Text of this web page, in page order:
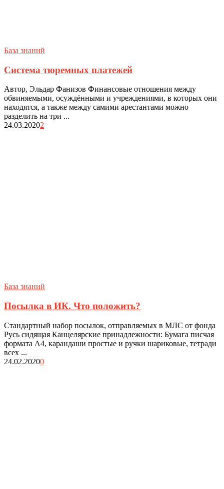
База знаний
Система тюремных платежей
Автор, Эльдар Фанизов Финансовые отношения между
обвиняемыми, осуждёнными и учреждениями, в которых они
находятся, а также между самими арестантами можно
разделить на три ...
24.03.20202
База знаний
Посылка в ИК. Что положить?
Стандартный набор посылок, отправляемых в МЛС от фонда
Русь сидящая Канцелярские принадлежности: Бумага писчая
формата А4, карандаши простые и ручки шариковые, тетради
всех ...
24.02.20200